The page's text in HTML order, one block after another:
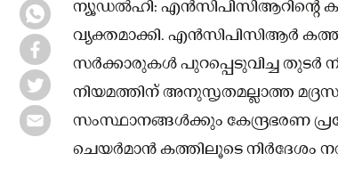
ന്യൂഡല്‍ഹി: എന്‍സിപിസിആറിന്റെ
വ്യക്തമാക്കി. എന്‍സിപിസിആര്‍
സര്‍ക്കാരുകള്‍ പുറപ്പെടുവിച്ച തുടര്‍
നിയമത്തിന് അനുസൃതമല്ലാത്ത
സംസ്ഥാനങ്ങള്‍ക്കും കേന്ദ്രഭരണ
ചെയര്‍മാന്‍ കത്തിലൂടെ നിര്‍ദേശം